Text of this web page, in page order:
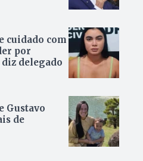
cuidado com
por
diz delegado
Gustavo
de